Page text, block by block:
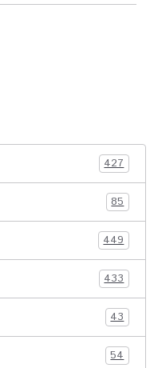
427
85
449
433
43
54